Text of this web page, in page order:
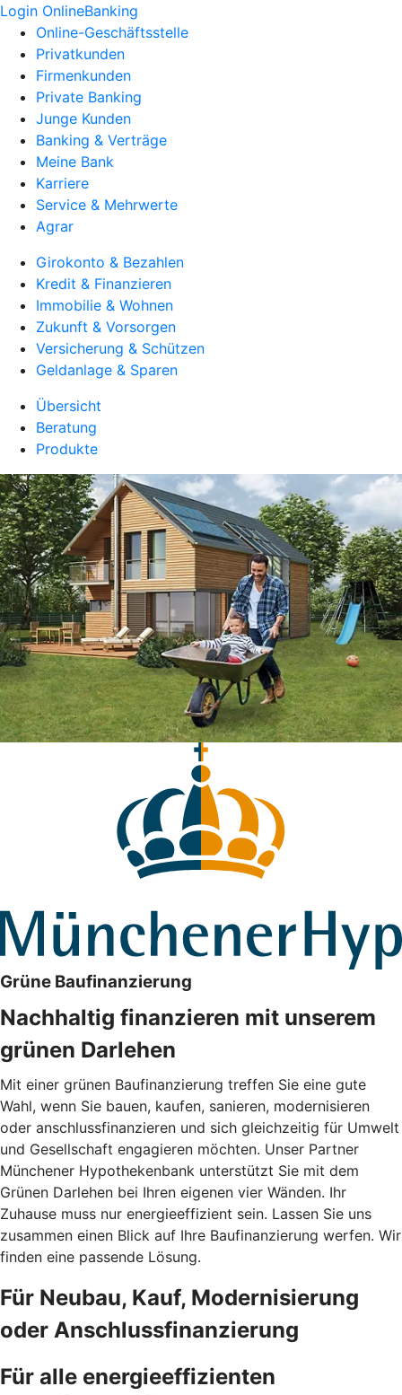
Login OnlineBanking
Online-Geschäftsstelle
Privatkunden
Firmenkunden
Private Banking
Junge Kunden
Banking & Verträge
Meine Bank
Karriere
Service & Mehrwerte
Agrar
Girokonto & Bezahlen
Kredit & Finanzieren
Immobilie & Wohnen
Zukunft & Vorsorgen
Versicherung & Schützen
Geldanlage & Sparen
Übersicht
Beratung
Produkte
Grüne Baufinanzierung
Nachhaltig finanzieren mit unserem
grünen Darlehen
Mit einer grünen Baufinanzierung treffen Sie eine gute
Wahl, wenn Sie bauen, kaufen, sanieren, modernisieren
oder anschlussfinanzieren und sich gleichzeitig für Umwelt
und Gesellschaft engagieren möchten. Unser Partner
Münchener Hypothekenbank unterstützt Sie mit dem
Grünen Darlehen bei Ihren eigenen vier Wänden. Ihr
Zuhause muss nur energieeffizient sein. Lassen Sie uns
zusammen einen Blick auf Ihre Baufinanzierung werfen. Wir
finden eine passende Lösung.
Für Neubau, Kauf, Modernisierung
oder Anschlussfinanzierung
Für alle energieeffizienten